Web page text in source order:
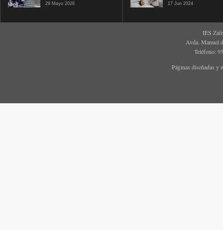
29 Mayo 2026 17 Jun 2024
IES
Avda. Manuel
Teléfono:
Páginas diseñadas y